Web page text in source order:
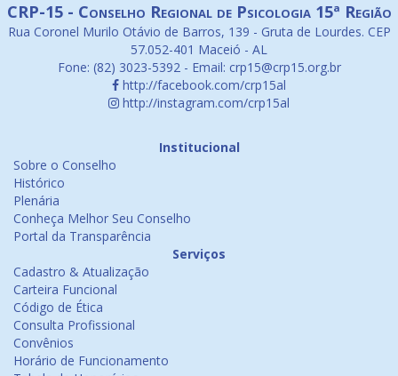
CRP-15 - Conselho Regional de Psicologia 15ª Região
Rua Coronel Murilo Otávio de Barros, 139 - Gruta de Lourdes. CEP
57.052-401 Maceió - AL
Fone: (82) 3023-5392 - Email: crp15@crp15.org.br
http://facebook.com/crp15al
http://instagram.com/crp15al
Institucional
Sobre o Conselho
Histórico
Plenária
Conheça Melhor Seu Conselho
Portal da Transparência
Serviços
Cadastro & Atualização
Carteira Funcional
Código de Ética
Consulta Profissional
Convênios
Horário de Funcionamento